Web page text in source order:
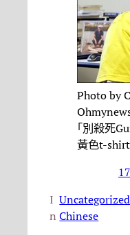
Photo by
｢別殺死
黃色t-shirt
I
n
Uncategorized
Chinese